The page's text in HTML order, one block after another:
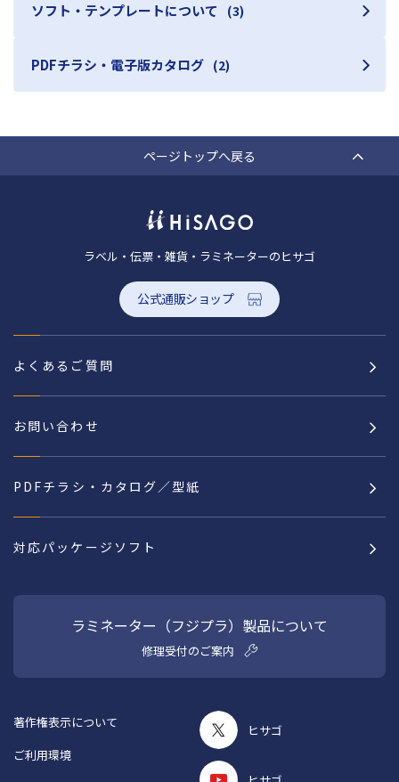
ソフト・テンプレートについて (3)
PDFチラシ・電子版カタログ (2)
ページトップへ戻る
ラベル・伝票・雑貨・ラミネーターのヒサゴ
公式通販ショップ
よくあるご質問
お問い合わせ
PDFチラシ・カタログ／型紙
対応パッケージソフト
ラミネーター（フジプラ）製品について
修理受付のご案内
ヒサゴ
著作権表示について
ご利用環境